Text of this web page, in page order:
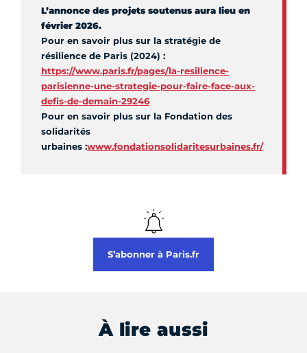
L’annonce des projets soutenus aura lieu en
février 2026.
Pour en savoir plus sur la stratégie de
résilience de Paris (2024) :
https://www.paris.fr/pages/la-resilience-
parisienne-une-strategie-pour-faire-face-aux-
defis-de-demain-29246
Pour en savoir plus sur la Fondation des
solidarités
urbaines :www.fondationsolidaritesurbaines.fr/
S’abonner à Paris.fr
À lire aussi